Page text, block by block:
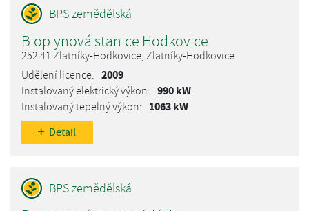
Bioplynová stanice Hodkovice
252 41 Zlatníky-Hodkovice, Zlatníky-Hodkovice
2009
990 kW
1063 kW
Detail